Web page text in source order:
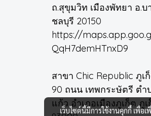
ถ.สุขุมวิท เมืองพัทยา อ.บ
ชลบุรี 20150
https://
QqH7demHTnxD9
สาขา Chic Republic ภูเ
90 ถนน เทพกระษัตรี ตำ
แก้ว อำเภอเมืองภูเก็ต ภูเ
เว็บไซต์นี้มีการใช้งานคุกกี้ เพื่อ